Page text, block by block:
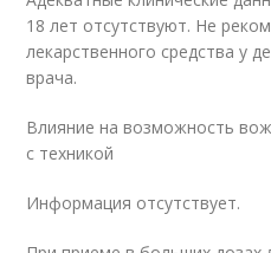
18 лет отсутствуют. Не
лекарственного средства у
врача.
Влияние на возможность
с техникой
Информация отсутствует.